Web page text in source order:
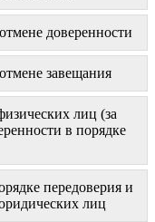
доверенности
завещания
лиц (за
в порядке
передоверия и
лиц